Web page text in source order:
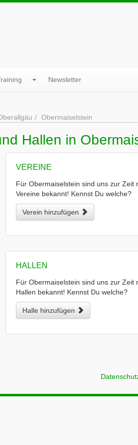
Newsletter
Obermaiselstein
Hallen in
VEREINE
Für Obermaiselstein sind uns zur Zeit
Vereine bekannt! Kennst Du welche?
Verein hinzufügen
HALLEN
Für Obermaiselstein sind uns zur Zeit
Hallen bekannt! Kennst Du welche?
Halle hinzufügen